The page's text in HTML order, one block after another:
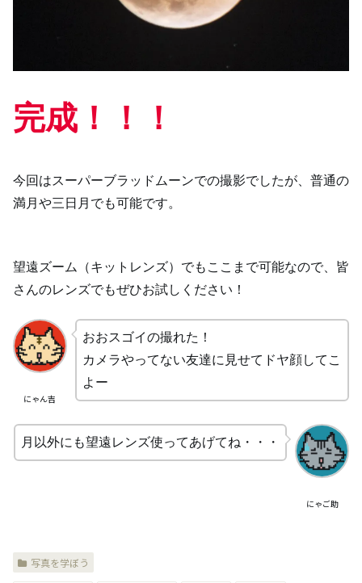
完成！！！
今回はスーパーブラッドムーンでの撮影でしたが、普通の
満月や三日月でも可能です。
望遠ズーム（キットレンズ）でもここまで可能なので、皆
さんのレンズでもぜひお試しください！
にゃん吉
おおスゴイの撮れた！
カメラやってない友達に見せてドヤ顔してこ
よー
にゃご助
月以外にも望遠レンズ使ってあげてね・・・
写真を学ぼう